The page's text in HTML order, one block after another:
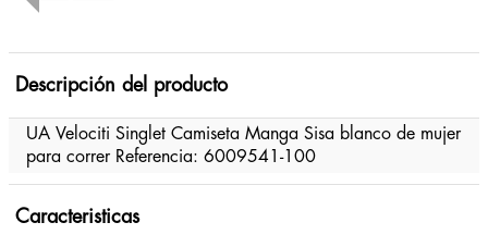
Descripción del producto
UA Velociti Singlet Camiseta Manga Sisa blanco de mujer
para correr Referencia: 6009541-100
Caracteristicas